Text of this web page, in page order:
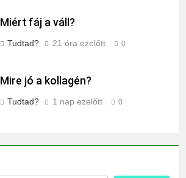
Miért fáj a váll?
Tudtad? 21 óra ezelőtt 0
Mire jó a kollagén?
Tudtad? 1 nap ezelőtt 0